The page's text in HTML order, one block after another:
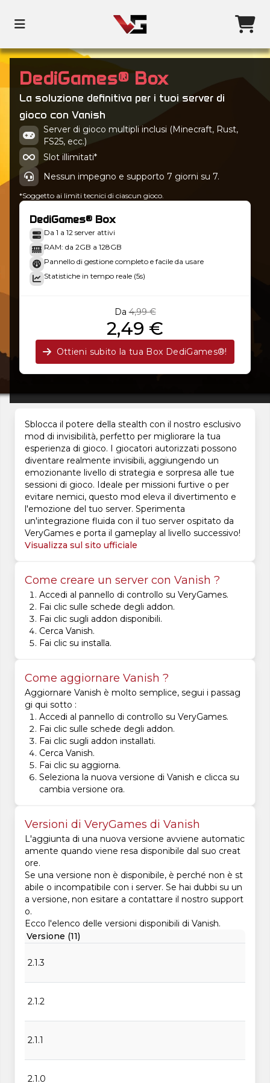
DediGames® Box
La soluzione definitiva per i tuoi server di
gioco con Vanish
Server di gioco multipli inclusi (Minecraft, Rust,
FS25, ecc.)
Slot illimitati*
Nessun impegno e supporto 7 giorni su 7.
*Soggetto ai limiti tecnici di ciascun gioco.
DediGames® Box
Da 1 a 12 server attivi
RAM: da 2GB a 128GB
Pannello di gestione completo e facile da usare
Statistiche in tempo reale (5s)
Da 4,99 €
2,49 €
Ottieni subito la tua Box DediGames®!
Sblocca il potere della stealth con il nostro esclusivo
mod di invisibilità, perfetto per migliorare la tua
esperienza di gioco. I giocatori autorizzati possono
diventare realmente invisibili, aggiungendo un
emozionante livello di strategia e sorpresa alle tue
sessioni di gioco. Ideale per missioni furtive o per
evitare nemici, questo mod eleva il divertimento e
l'emozione del tuo server. Sperimenta
un'integrazione fluida con il tuo server ospitato da
VeryGames e porta il gameplay al livello successivo!
Visualizza sul sito ufficiale
Come creare un server con Vanish ?
Accedi al pannello di controllo su VeryGames.
Fai clic sulle schede degli addon.
Fai clic sugli addon disponibili.
Cerca Vanish.
Fai clic su installa.
Come aggiornare Vanish ?
Aggiornare Vanish è molto semplice, segui i passag
gi qui sotto :
Accedi al pannello di controllo su VeryGames.
Fai clic sulle schede degli addon.
Fai clic sugli addon installati.
Cerca Vanish.
Fai clic su aggiorna.
Seleziona la nuova versione di Vanish e clicca su
cambia versione ora.
Versioni di VeryGames di Vanish
L'aggiunta di una nuova versione avviene automatic
amente quando viene resa disponibile dal suo creat
ore.
Se una versione non è disponibile, è perché non è st
abile o incompatibile con i server. Se hai dubbi su un
a versione, non esitare a contattare il nostro support
o.
Ecco l'elenco delle versioni disponibili di Vanish.
Versione (11)
2.1.3
2.1.2
2.1.1
2.1.0